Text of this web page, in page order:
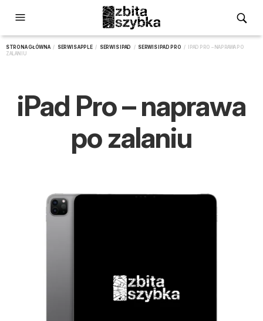
STRONA GŁÓWNA/ SERWIS APPLE/ SERWIS IPAD / SERWIS IPAD PRO / IPAD PRO – NAPRAWA PO
ZALANIU
iPad Pro – naprawa
po zalaniu